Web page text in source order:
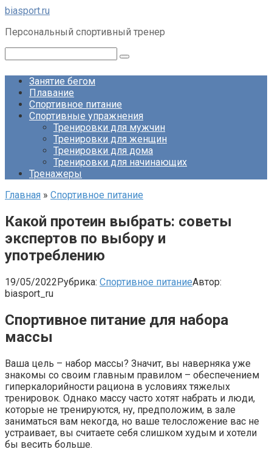
Перейти
контенту
biasport.ru
Персональный спортивный тренер
Занятие бегом
Плавание
Спортивное питание
Спортивные упражнения
Тренировки для мужчин
Тренировки для женщин
Тренировки для дома
Тренировки для начинающих
Тренажеры
Главная » Спортивное питание
Какой протеин выбрать: советы
экспертов по выбору и
употреблению
19/05/2022Рубрика: Спортивное питаниеАвтор:
biasport_ru
Спортивное питание для набора
массы
Ваша цель – набор массы? Значит, вы наверняка уже
знакомы со своим главным правилом – обеспечением
гиперкалорийности рациона в условиях тяжелых
тренировок. Однако массу часто хотят набрать и люди,
которые не тренируются, ну, предположим, в зале
заниматься вам некогда, но ваше телосложение вас не
устраивает, вы считаете себя слишком худым и хотели
бы весить больше.